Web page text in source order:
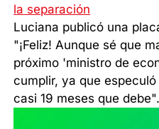
la separación
Luciana publicó una
"¡Feliz! Aunque sé que
próximo 'ministro de
cumplir, ya que
casi 19 meses que debe".